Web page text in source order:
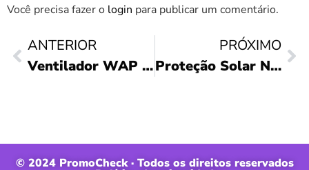
Você precisa fazer o login para publicar um comentário.
ANTERIOR
Ventilador WAP Flow Turbo: Silencioso e Eficiente!
PRÓXIMO
Proteção Solar Neutrogena: FPS 70 em Review!
© 2024 PromoCheck · Todos os direitos reservados